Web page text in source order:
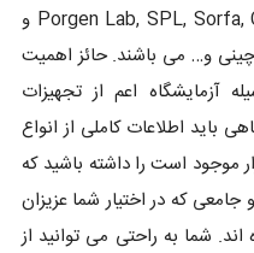
متنوعی همچون Porgen Lab, SPL, Sorfa, Corning, Maxwell و
و… می باشند. حائز اهمیت
آزمایشگاه اعم از تجهیزات
باید اطلاعات کاملی از انواع
موجود است را داشته باشید که
جامعی که در اختیار شما عزیزان
شما به راحتی می توانید از